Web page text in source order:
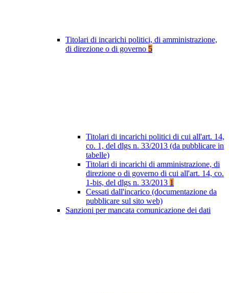
Titolari di incarichi politici, di amministrazione,
di direzione o di governo 5
Titolari di incarichi politici di cui all'art. 14,
co. 1, del dlgs n. 33/2013 (da pubblicare in
tabelle)
Titolari di incarichi di amministrazione, di
direzione o di governo di cui all'art. 14, co.
1-bis, del dlgs n. 33/2013 1
Cessati dall'incarico (documentazione da
pubblicare sul sito web)
Sanzioni per mancata comunicazione dei dati